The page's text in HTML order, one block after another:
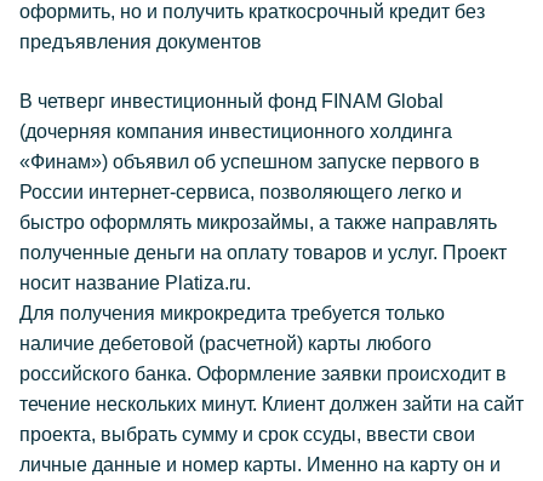
оформить, но и получить краткосрочный кредит без
предъявления документов
В четверг инвестиционный фонд FINAM Global
(дочерняя компания инвестиционного холдинга
«Финам») объявил об успешном запуске первого в
России интернет-сервиса, позволяющего легко и
быстро оформлять микрозаймы, а также направлять
полученные деньги на оплату товаров и услуг. Проект
носит название Platiza.ru.
Для получения микрокредита требуется только
наличие дебетовой (расчетной) карты любого
российского банка. Оформление заявки происходит в
течение нескольких минут. Клиент должен зайти на сайт
проекта, выбрать сумму и срок ссуды, ввести свои
личные данные и номер карты. Именно на карту он и